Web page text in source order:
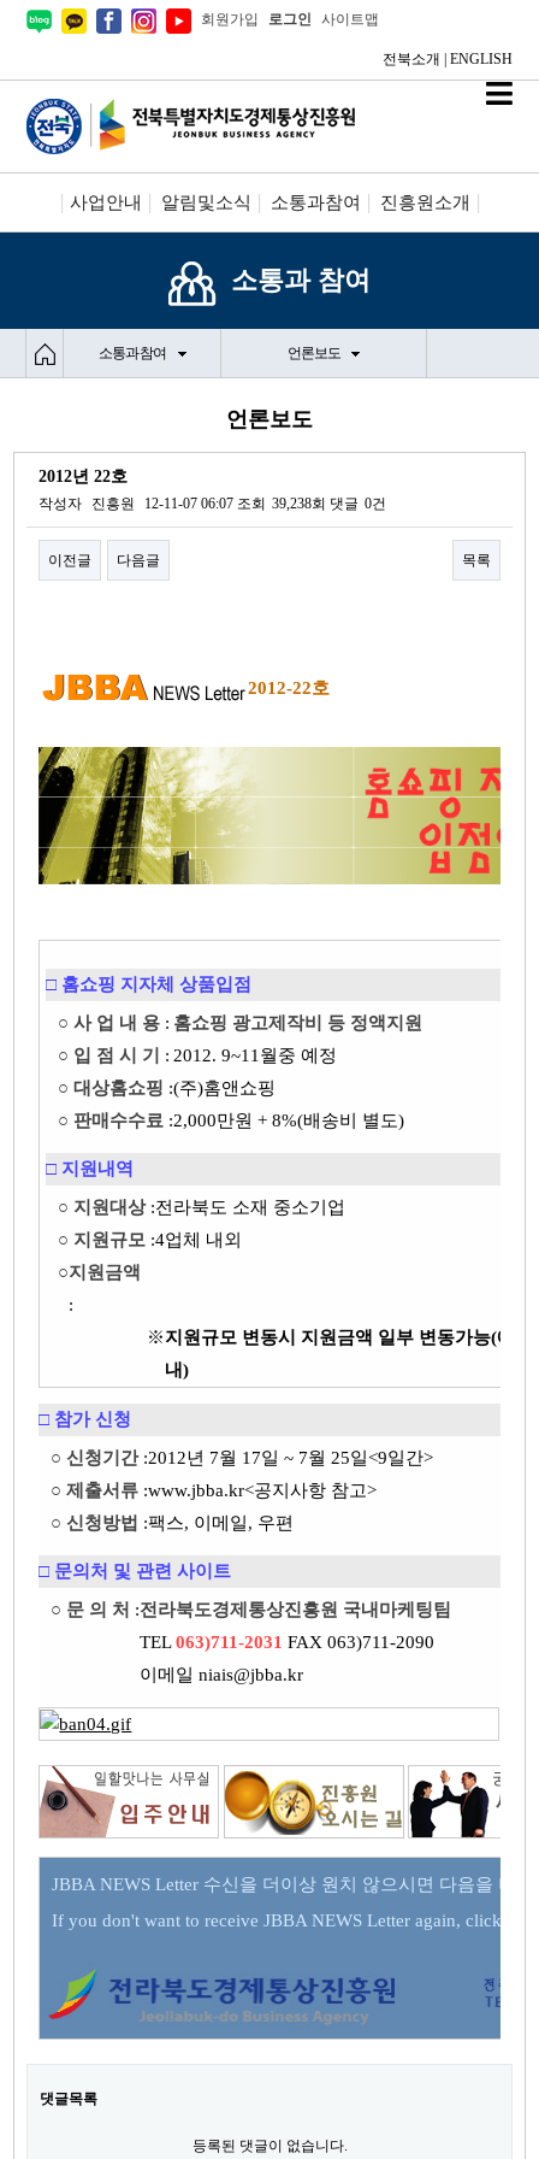
회원가입 로그인 사이트맵
전북소개 ENGLISH
사업안내 알림및소식 소통과참여 진흥원소개
시설안내/신청
소통과 참여
소통과 참여 언론보도
언론보도
2012년 22호
작성자 진흥원 12-11-07 06:07 조회 39,238회 댓글 0건
이전글 다음글 목록
2012-22호
□ 홈쇼핑 지자체 상품입점
○ 사 업 내 용 : 홈쇼핑 광고제작비 등 정액지원
○ 입 점 시 기
: 2012. 9~11월중 예정
○ 대상홈쇼핑 :(주)홈앤쇼핑
○ 판매수수료 :2,000만원 + 8%(배송비 별도)
□ 지원내역
○ 지원대상:전라북도 소재 중소기업
○ 지원규모 :4업체 내외
○지원금액
:
※지원규모 변동시 지원금액 일부 변동가능(예산
내)
□ 참가 신청
○ 신청기간:2012년 7월 17일 ~ 7월 25일<9일간>
○ 제출서류 :www.jbba.kr<공지사항 참고>
○ 신청방법 :팩스, 이메일, 우편
□ 문의처 및 관련 사이트
○ 문 의 처 :전라북도경제통상진흥원 국내마케팅팀
TEL063)711-2031 FAX 063)711-2090
이메일 niais@jbba.kr
JBBA NEWS Letter 수신을 더이상 원치 않으시면 다음을 버
If you don't want to receive JBBA NEWS Letter again, click
댓글목록
등록된 댓글이 없습니다.